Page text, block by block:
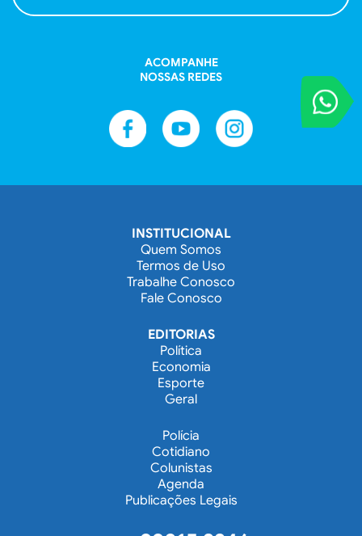
VOCÊ
Entre em
ACOMPANHE
NOSSAS REDES
INSTITUCIONAL
Quem Somos
Termos de Uso
Trabalhe Conosco
Fale Conosco
EDITORIAS
Política
Economia
Esporte
Geral
Polícia
Cotidiano
Colunistas
Agenda
Publicações Legais